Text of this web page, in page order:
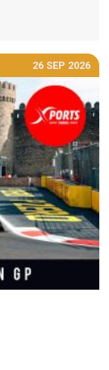
26 SEP 2026